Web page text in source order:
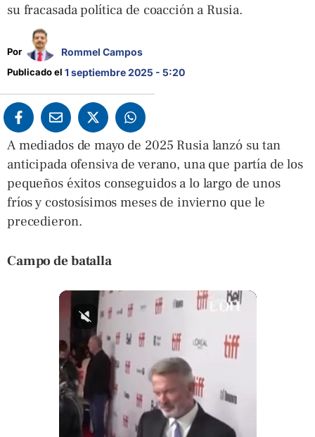
su fracasada política de coacción a Rusia.
Por Rommel Campos
Publicado el 1 septiembre 2025 - 5:20
A mediados de mayo de 2025 Rusia lanzó su tan
anticipada ofensiva de verano, una que partía de los
pequeños éxitos conseguidos a lo largo de unos
fríos y costosísimos meses de invierno que le
precedieron.
Campo de batalla